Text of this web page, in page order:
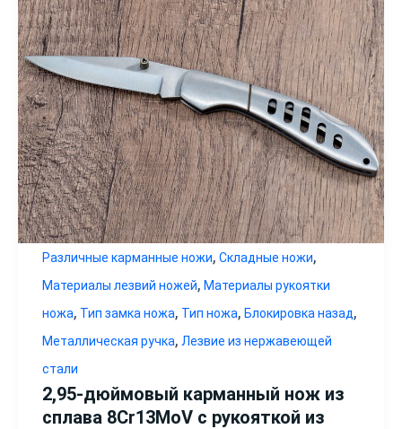
Различные карманные ножи, Складные ножи,
Материалы лезвий ножей, Материалы рукоятки
ножа, Тип замка ножа, Тип ножа, Блокировка назад,
Металлическая ручка, Лезвие из нержавеющей
стали
2,95-дюймовый карманный нож из
сплава 8Cr13MoV с рукояткой из